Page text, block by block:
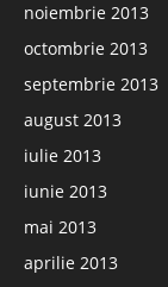
noiembrie 2013
octombrie 2013
septembrie 2013
august 2013
iulie 2013
iunie 2013
mai 2013
aprilie 2013